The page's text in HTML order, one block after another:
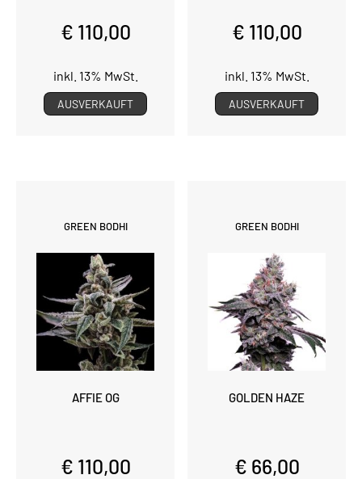
€ 110,00
inkl. 13% MwSt.
AUSVERKAUFT
€ 110,00
inkl. 13% MwSt.
AUSVERKAUFT
GREEN BODHI
AFFIE OG
€ 110,00
GREEN BODHI
GOLDEN HAZE
€ 66,00